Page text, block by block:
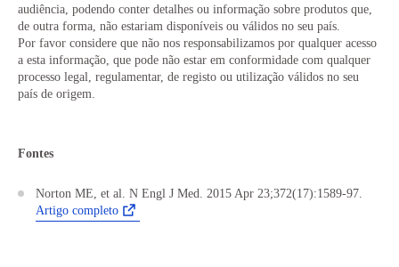
audiência, podendo conter detalhes ou informação sobre produtos que,
de outra forma, não estariam disponíveis ou válidos no seu país.
Por favor considere que não nos responsabilizamos por qualquer acesso
a esta informação, que pode não estar em conformidade com qualquer
processo legal, regulamentar, de registo ou utilização válidos no seu
país de origem.
Fontes
Norton ME, et al. N Engl J Med. 2015 Apr 23;372(17):1589-97.
Artigo completo